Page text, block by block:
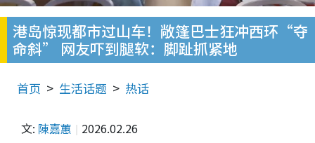
港岛惊现都市过山车！敞篷巴士狂冲西环“夺
命斜” 网友吓到腿软：脚趾抓紧地
首页 生活话题 热话
文: 陳嘉蕙 2026.02.26